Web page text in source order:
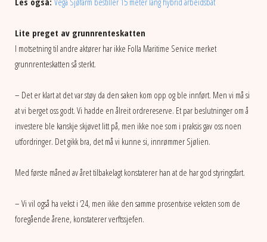
Lite preget av grunnrenteskatten
I motsetning til andre aktører har ikke Folla Maritime Service merket
grunnrenteskatten så sterkt.
– Det er klart at det var støy da den saken kom opp og ble innført. Men vi må si
at vi berget oss godt. Vi hadde en ålreit ordrereserve. Et par beslutninger om å
investere ble kanskje skjøvet litt på, men ikke noe som i praksis gav oss noen
utfordringer. Det gikk bra, det må vi kunne si, innrømmer Sjølien.
Med første måned av året tilbakelagt konstaterer han at de har god styringsfart.
– Vi vil også ha vekst i ‘24, men ikke den samme prosentvise veksten som de
foregående årene, konstaterer verftssjefen.